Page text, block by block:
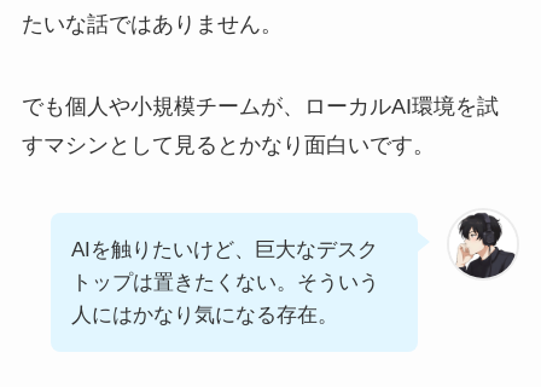
たいな話ではありません。
でも個人や小規模チームが、ローカルAI環境を試
すマシンとして見るとかなり面白いです。
AIを触りたいけど、巨大なデスク
トップは置きたくない。そういう
人にはかなり気になる存在。